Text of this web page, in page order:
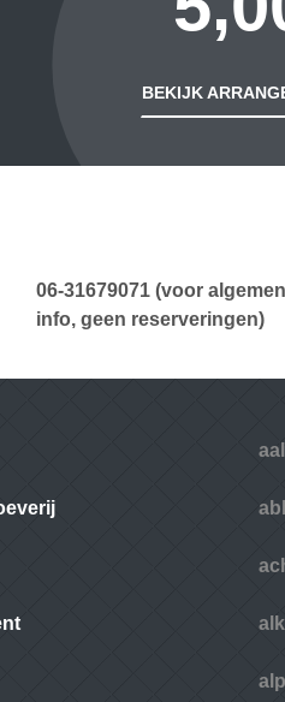
BEKIJK
06-31679071 (voor
info, geen reserveringen)